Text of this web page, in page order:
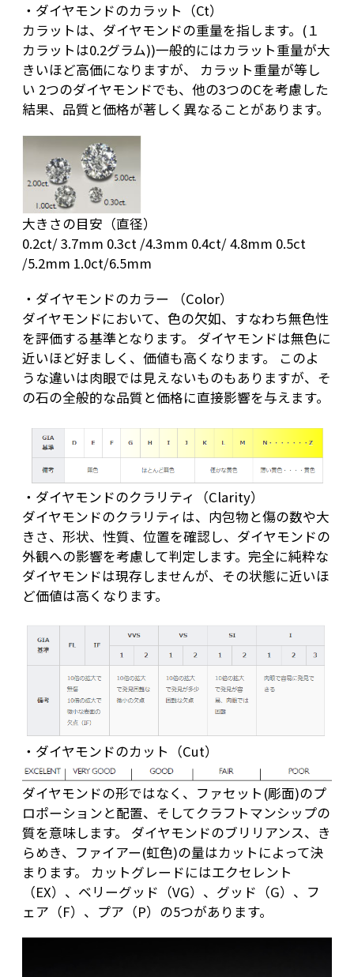
・ダイヤモンドのカラット（Ct）
カラットは、ダイヤモンドの重量を指します。(１
カラットは0.2グラム))一般的にはカラット重量が大
きいほど高価になりますが、 カラット重量が等し
い 2つのダイヤモンドでも、他の3つのCを考慮した
結果、品質と価格が著しく異なることがあります。
大きさの目安（直径）
0.2ct/ 3.7mm 0.3ct /4.3mm 0.4ct/ 4.8mm 0.5ct
/5.2mm 1.0ct/6.5mm
・ダイヤモンドのカラー （Color）
ダイヤモンドにおいて、色の欠如、すなわち無色性
を評価する基準となります。 ダイヤモンドは無色に
近いほど好ましく、価値も高くなります。 このよ
うな違いは肉眼では見えないものもありますが、そ
の石の全般的な品質と価格に直接影響を与えます。
・ダイヤモンドのクラリティ（Clarity）
ダイヤモンドのクラリティは、内包物と傷の数や大
きさ、形状、性質、位置を確認し、ダイヤモンドの
外観への影響を考慮して判定します。完全に純粋な
ダイヤモンドは現存しませんが、その状態に近いほ
ど価値は高くなります。
・ダイヤモンドのカット（Cut）
ダイヤモンドの形ではなく、ファセット(彫面)のプ
ロポーションと配置、そしてクラフトマンシップの
質を意味します。 ダイヤモンドのブリリアンス、き
らめき、ファイアー(虹色)の量はカットによって決
まります。 カットグレードにはエクセレント
（EX）、ベリーグッド（VG）、グッド（G）、フ
ェア（F）、プア（P）の5つがあります。